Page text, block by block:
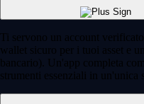
Ti servono un account
wallet sicuro per i tuoi asset e
bancario). Un'app completa
strumenti essenziali in un'unica